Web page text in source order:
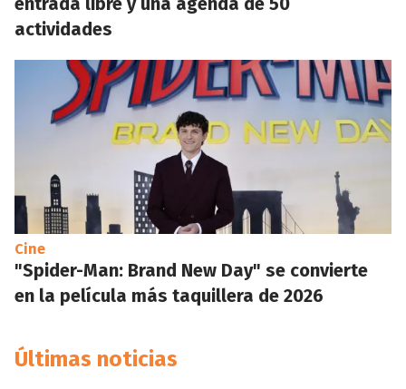
actividades
Cine
"Spider-Man: Brand New Day" se convierte
en la película más taquillera de 2026
Últimas noticias